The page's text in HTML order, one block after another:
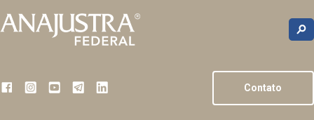
Contato